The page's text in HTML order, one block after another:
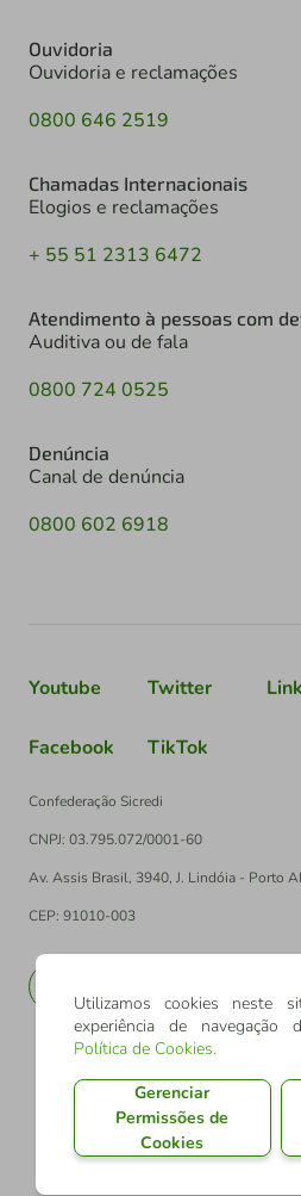
Ouvidoria
Ouvidoria e reclamações
0800 646 2519
Chamadas Internacionais
Elogios e reclamações
+ 55 51 2313 6472
Atendimento à pessoas com
Auditiva ou de fala
0800 724 0525
Denúncia
Canal de denúncia
0800 602 6918
Youtube Twitter
Facebook TikTok
Confederação Sicredi
CNPJ: 03.795.072/0001-60
Av. Assis Brasil, 3940, J. Lindóia - Porto
CEP: 91010-003
Utilizamos cookies neste
experiência de navegação
Política de Cookies.
Gerenciar
Permissões de
Cookies